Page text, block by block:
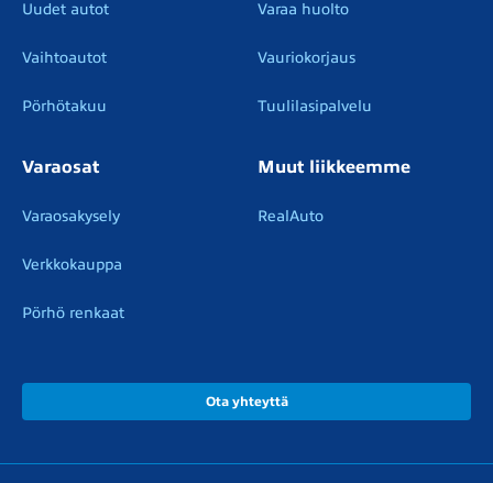
Uudet autot
Vaihtoautot
Pörhötakuu
Varaa huolto
Vauriokorjaus
Tuulilasipalvelu
Varaosat
Varaosakysely
Verkkokauppa
Pörhö renkaat
Muut liikkeemme
RealAuto
Ota yhteyttä